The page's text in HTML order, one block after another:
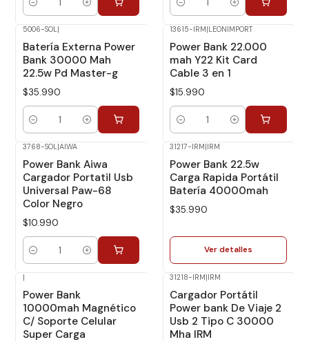
Cantidad Cantidad
5006-SOL|
Batería Externa Power
Bank 30000 Mah
22.5w Pd Master-g
$35.990
Cantidad
13615-IRM|LEONIMPORT
Power Bank 22.000
mah Y22 Kit Card
Cable 3 en 1
$15.990
Cantidad
3768-SOL|AIWA
Power Bank Aiwa
Cargador Portatil Usb
Universal Paw-68
Color Negro
$10.990
Cantidad
No disponible
31217-IRM|IRM
Power Bank 22.5w
Carga Rapida Portátil
Batería 40000mah
$35.990
Ver detalles
|
Power Bank
10000mah Magnético
C/ Soporte Celular
Super Carga
31218-IRM|IRM
Cargador Portátil
Power bank De Viaje 2
Usb 2 Tipo C 30000
Mha IRM